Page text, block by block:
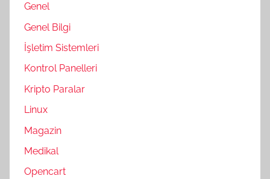
Genel
Genel Bilgi
İşletim Sistemleri
Kontrol Panelleri
Kripto Paralar
Linux
Magazin
Medikal
Opencart